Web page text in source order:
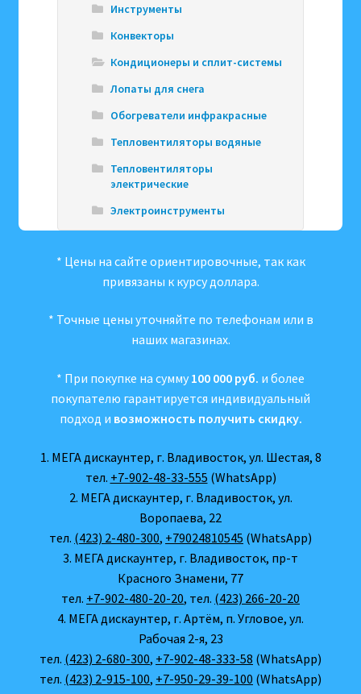
Инструменты
Конвекторы
Кондиционеры и сплит-системы
Лопаты для снега
Обогреватели инфракрасные
Тепловентиляторы водяные
Тепловентиляторы
электрические
Электроинструменты
* Цены на сайте ориентировочные, так как
привязаны к курсу доллара.
* Точные цены уточняйте по телефонам или в
наших магазинах.
* При покупке на сумму 100 000 руб. и более
покупателю гарантируется индивидуальный
подход и возможность получить скидку.
1. МЕГА дискаунтер, г. Владивосток, ул. Шестая, 8
тел. +7-902-48-33-555 (WhatsApp)
2. МЕГА дискаунтер, г. Владивосток, ул.
Воропаева, 22
тел. (423) 2-480-300, +79024810545 (WhatsApp)
3. МЕГА дискаунтер, г. Владивосток, пр-т
Красного Знамени, 77
тел. +7-902-480-20-20, тел. (423) 266-20-20
4. МЕГА дискаунтер, г. Артём, п. Угловое, ул.
Рабочая 2-я, 23
тел. (423) 2-680-300, +7-902-48-333-58 (WhatsApp)
тел. (423) 2-915-100, +7-950-29-39-100 (WhatsApp)